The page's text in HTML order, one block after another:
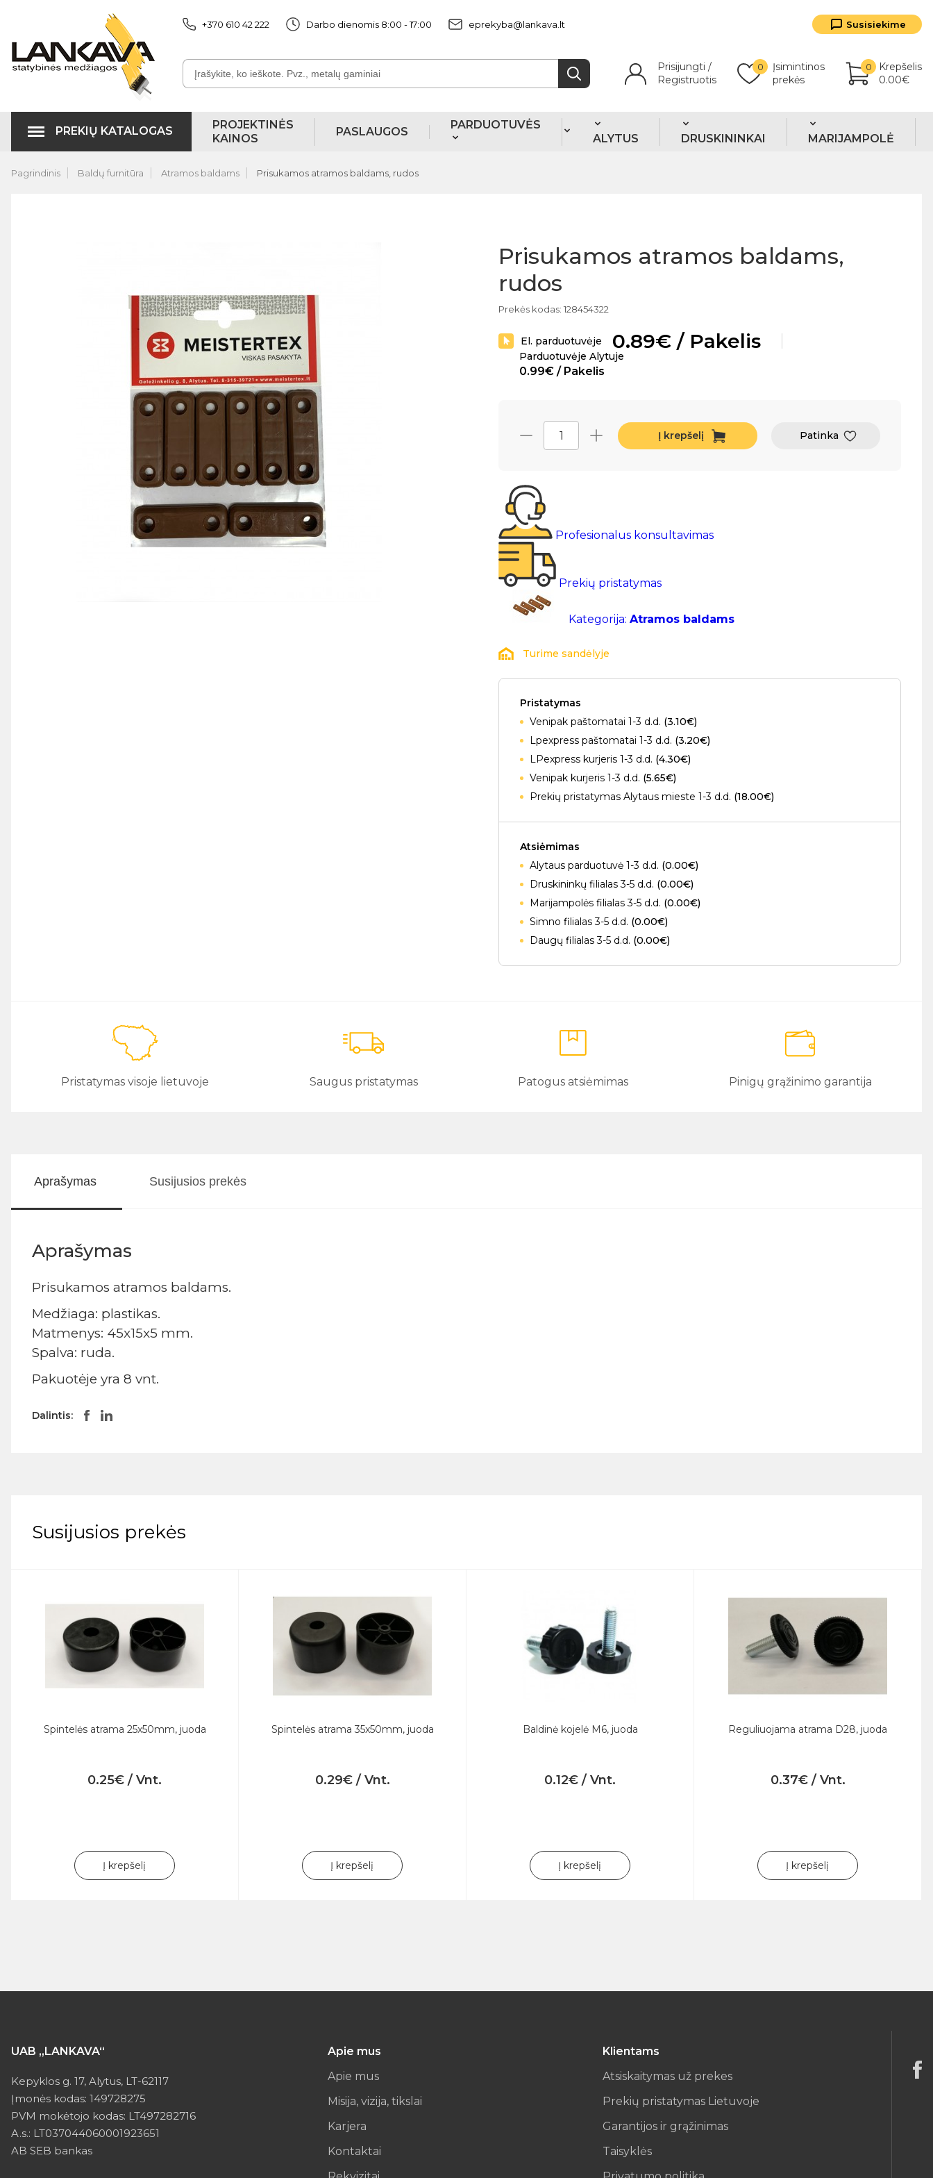
+370 610 42 222 Darbo dienomis 8:00 - 17:00 eprekyba@lankava.lt Susisiekime
Prisijungti /
Registruotis
Įsimintinos
prekės
0
Krepšelis
0.00€
0
PREKIŲ KATALOGAS
PROJEKTINĖS
KAINOS
PASLAUGOS
PARDUOTUVĖS
ALYTUS
DRUSKININKAI MARIJAMPOLĖ
Pagrindinis Baldų furnitūra Atramos baldams Prisukamos atramos baldams, rudos
Prisukamos atramos baldams,
rudos
Prekės kodas: 128454322
El. parduotuvėje 0.89€ / Pakelis
Parduotuvėje Alytuje
0.99€ / Pakelis
Į krepšelį Patinka
Profesionalus konsultavimas
Prekių pristatymas
Kategorija: Atramos baldams
Turime sandėlyje
Pristatymas
Venipak paštomatai 1-3 d.d. (3.10€)
Lpexpress paštomatai 1-3 d.d. (3.20€)
LPexpress kurjeris 1-3 d.d. (4.30€)
Venipak kurjeris 1-3 d.d. (5.65€)
Prekių pristatymas Alytaus mieste 1-3 d.d. (18.00€)
Atsiėmimas
Alytaus parduotuvė 1-3 d.d. (0.00€)
Druskininkų filialas 3-5 d.d. (0.00€)
Marijampolės filialas 3-5 d.d. (0.00€)
Simno filialas 3-5 d.d. (0.00€)
Daugų filialas 3-5 d.d. (0.00€)
Pristatymas visoje lietuvoje Saugus pristatymas Patogus atsiėmimas Pinigų grąžinimo garantija
Aprašymas Susijusios prekės
Aprašymas
Prisukamos atramos baldams.
Medžiaga: plastikas.
Matmenys: 45x15x5 mm.
Spalva: ruda.
Pakuotėje yra 8 vnt.
Dalintis:
Susijusios prekės
Spintelės atrama 25x50mm, juoda
0.25€ / Vnt.
Į krepšelį
Spintelės atrama 35x50mm, juoda
0.29€ / Vnt.
Į krepšelį
Baldinė kojelė M6, juoda
0.12€ / Vnt.
Į krepšelį
Reguliuojama atrama D28, juoda
0.37€ / Vnt.
Į krepšelį
UAB „LANKAVA“
Kepyklos g. 17, Alytus, LT-62117
Įmonės kodas: 149728275
PVM mokėtojo kodas: LT497282716
A.s.: LT037044060001923651
AB SEB bankas
Apie mus
Apie mus
Misija, vizija, tikslai
Karjera
Kontaktai
Klientams
Atsiskaitymas už prekes
Prekių pristatymas Lietuvoje
Garantijos ir grąžinimas
Taisyklės